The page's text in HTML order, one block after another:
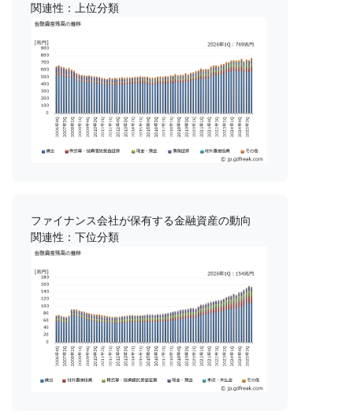
関連性：上位分類
ファイナンス会社が保有する金融資産の動向
関連性：下位分類